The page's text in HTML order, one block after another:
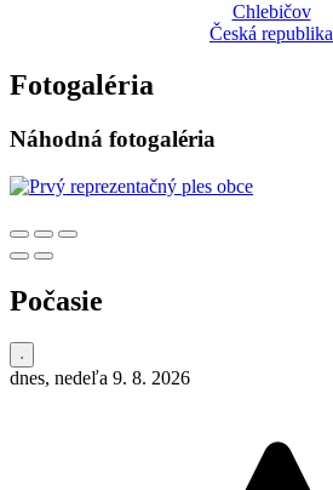
Chlebičov
Česká republika
Fotogaléria
Náhodná fotogaléria
Počasie
dnes, nedeľa 9. 8. 2026